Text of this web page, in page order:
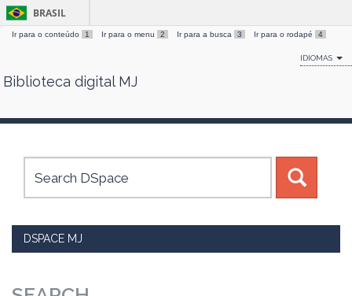
Skip
BRASIL
Ir para o conteúdo 1 Ir para o menu 2 Ir para a busca 3 Ir para o rodapé 4
IDIOMAS
Biblioteca digital MJ
DSPACE MJ